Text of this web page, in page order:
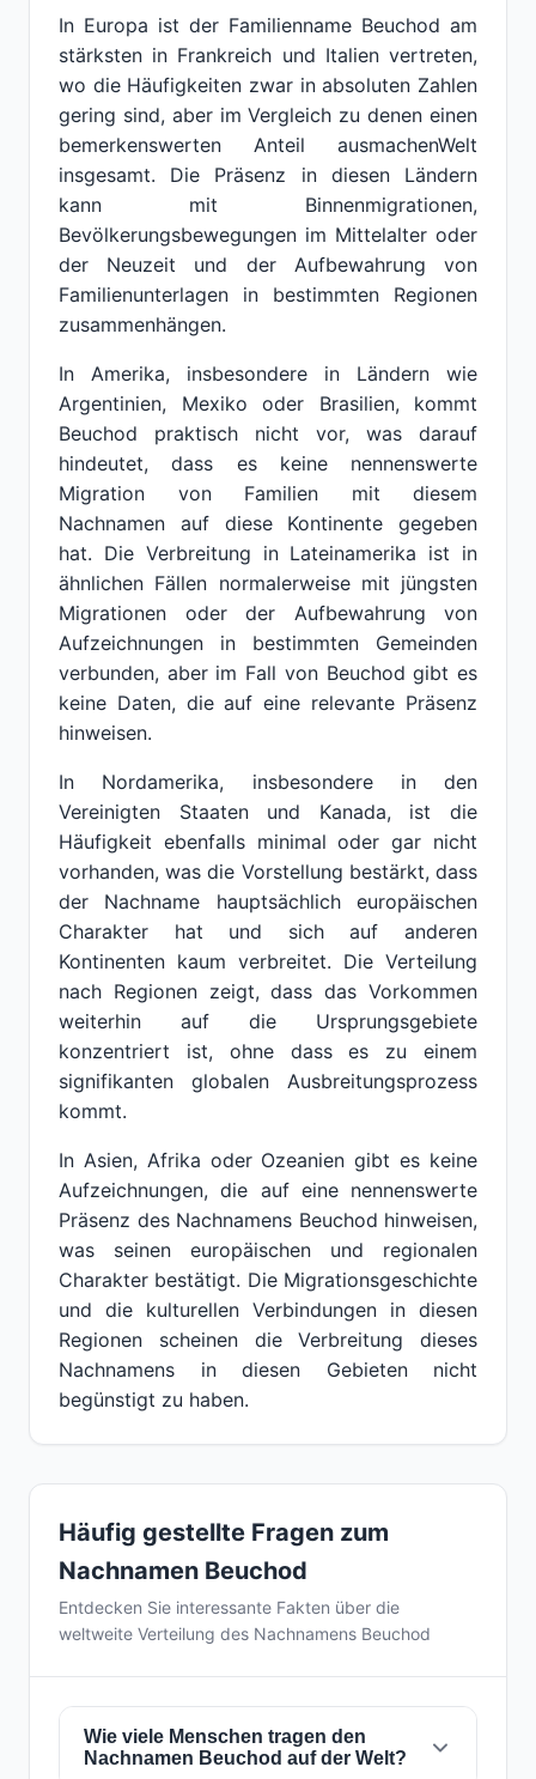
In Europa ist der Familienname Beuchod am
stärksten in Frankreich und Italien vertreten,
wo die Häufigkeiten zwar in absoluten Zahlen
gering sind, aber im Vergleich zu denen einen
bemerkenswerten Anteil ausmachenWelt
insgesamt. Die Präsenz in diesen Ländern
kann mit Binnenmigrationen,
Bevölkerungsbewegungen im Mittelalter oder
der Neuzeit und der Aufbewahrung von
Familienunterlagen in bestimmten Regionen
zusammenhängen.
In Amerika, insbesondere in Ländern wie
Argentinien, Mexiko oder Brasilien, kommt
Beuchod praktisch nicht vor, was darauf
hindeutet, dass es keine nennenswerte
Migration von Familien mit diesem
Nachnamen auf diese Kontinente gegeben
hat. Die Verbreitung in Lateinamerika ist in
ähnlichen Fällen normalerweise mit jüngsten
Migrationen oder der Aufbewahrung von
Aufzeichnungen in bestimmten Gemeinden
verbunden, aber im Fall von Beuchod gibt es
keine Daten, die auf eine relevante Präsenz
hinweisen.
In Nordamerika, insbesondere in den
Vereinigten Staaten und Kanada, ist die
Häufigkeit ebenfalls minimal oder gar nicht
vorhanden, was die Vorstellung bestärkt, dass
der Nachname hauptsächlich europäischen
Charakter hat und sich auf anderen
Kontinenten kaum verbreitet. Die Verteilung
nach Regionen zeigt, dass das Vorkommen
weiterhin auf die Ursprungsgebiete
konzentriert ist, ohne dass es zu einem
signifikanten globalen Ausbreitungsprozess
kommt.
In Asien, Afrika oder Ozeanien gibt es keine
Aufzeichnungen, die auf eine nennenswerte
Präsenz des Nachnamens Beuchod hinweisen,
was seinen europäischen und regionalen
Charakter bestätigt. Die Migrationsgeschichte
und die kulturellen Verbindungen in diesen
Regionen scheinen die Verbreitung dieses
Nachnamens in diesen Gebieten nicht
begünstigt zu haben.
Häufig gestellte Fragen zum
Nachnamen Beuchod
Entdecken Sie interessante Fakten über die
weltweite Verteilung des Nachnamens Beuchod
Wie viele Menschen tragen den
Nachnamen Beuchod auf der Welt?